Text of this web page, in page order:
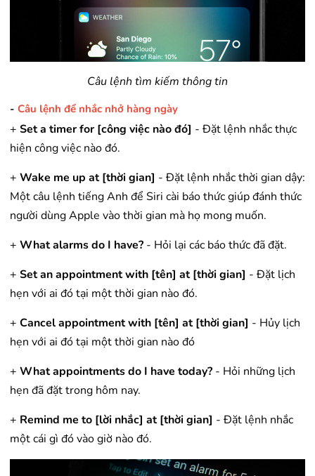
Câu lệnh tìm kiếm thông tin
- Câu lệnh để nhắc nhở hàng ngày
+ Set a timer for [công việc nào đó] - Đặt lệnh nhắc thực
hiện công việc nào đó.
+ Wake me up at [thời gian] - Đặt lệnh nhắc thời gian dậy:
Một câu lệnh tiếng Anh để Siri cài báo thức giúp đánh thức
người dùng Apple vào thời gian mà họ mong muốn.
+ What alarms do I have? - Hỏi lại các báo thức đã đặt.
+ Set an appointment with [tên] at [thời gian] - Đặt lịch
hẹn với ai đó tại một thời gian nào đó.
+ Cancel appointment with [tên] at [thời gian] - Hủy lịch
hẹn với ai đó tại một thời gian nào đó
+ What appointments do I have today? - Hỏi những lịch
hẹn đã đặt trong hôm nay.
+ Remind me to [lời nhắc] at [thời gian] - Đặt lệnh nhắc
một cái gì đó vào giờ nào đó.